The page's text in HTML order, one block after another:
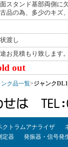
スタンド基部両側に
品の為、多少のキズ
渡し
お見積もり致します。
out
ク品一覧>ジャンク
クトラムアナライザ
定器 発振器・信号発